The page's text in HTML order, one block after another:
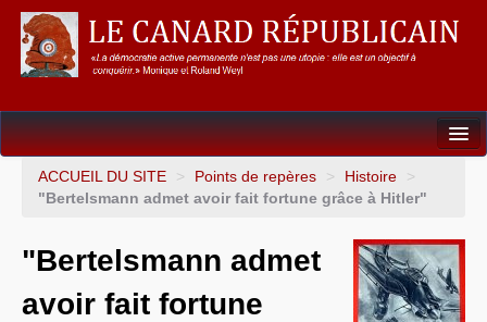
Dossiers
Points de repères
Un éléphant, ça trompe énormément !
ACCUEIL DU SITE > Points de repères > Histoire
>
"Bertelsmann admet avoir fait fortune grâce à Hitler"
"Bertelsmann admet
avoir fait fortune